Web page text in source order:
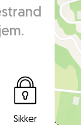
Sikker